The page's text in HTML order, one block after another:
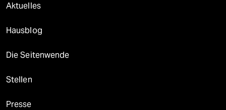
Aktuelles
Hausblog
Die Seitenwende
Stellen
Presse